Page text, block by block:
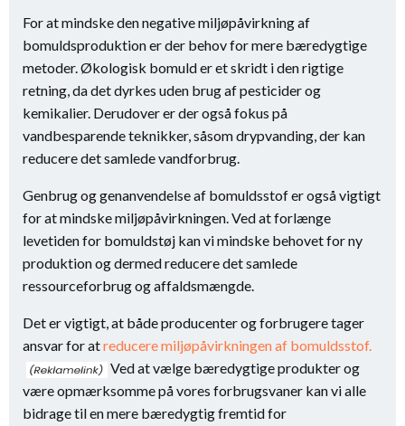
For at mindske den negative miljøpåvirkning af
bomuldsproduktion er der behov for mere bæredygtige
metoder. Økologisk bomuld er et skridt i den rigtige
retning, da det dyrkes uden brug af pesticider og
kemikalier. Derudover er der også fokus på
vandbesparende teknikker, såsom drypvanding, der kan
reducere det samlede vandforbrug.
Genbrug og genanvendelse af bomuldsstof er også vigtigt
for at mindske miljøpåvirkningen. Ved at forlænge
levetiden for bomuldstøj kan vi mindske behovet for ny
produktion og dermed reducere det samlede
ressourceforbrug og affaldsmængde.
Det er vigtigt, at både producenter og forbrugere tager
ansvar for atreducere miljøpåvirkningen af bomuldsstof.
Ved at vælge bæredygtige produkter og
være opmærksomme på vores forbrugsvaner kan vi alle
bidrage til en mere bæredygtig fremtid for